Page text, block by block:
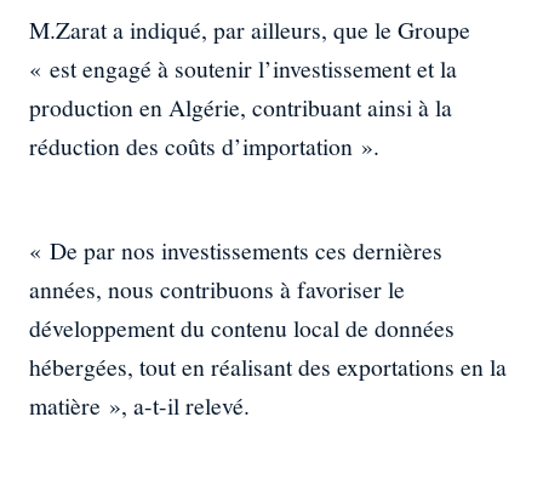
M.Zarat a indiqué, par ailleurs, que le Groupe
« est engagé à soutenir l’investissement et la
production en Algérie, contribuant ainsi à la
réduction des coûts d’importation ».
« De par nos investissements ces dernières
années, nous contribuons à favoriser le
développement du contenu local de données
hébergées, tout en réalisant des exportations en la
matière », a-t-il relevé.